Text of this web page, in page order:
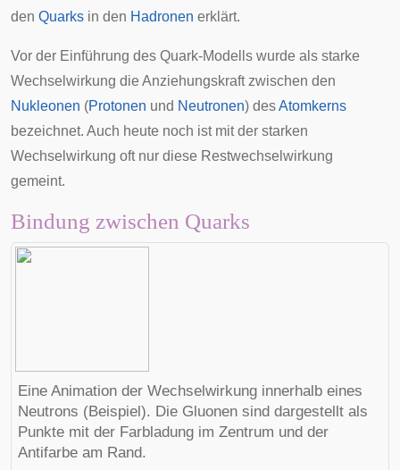
den Quarks in den Hadronen erklärt.
Vor der Einführung des Quark-Modells wurde als starke
Wechselwirkung die Anziehungskraft zwischen den
Nukleonen (Protonen und Neutronen) desAtomkerns
bezeichnet. Auch heute noch ist mit der starken
Wechselwirkung oft nur diese Restwechselwirkung
gemeint.
Bindung zwischen Quarks
Eine Animation der Wechselwirkung innerhalb eines
Neutrons (Beispiel). Die Gluonen sind dargestellt als
Punkte mit der Farbladung im Zentrum und der
Antifarbe am Rand.